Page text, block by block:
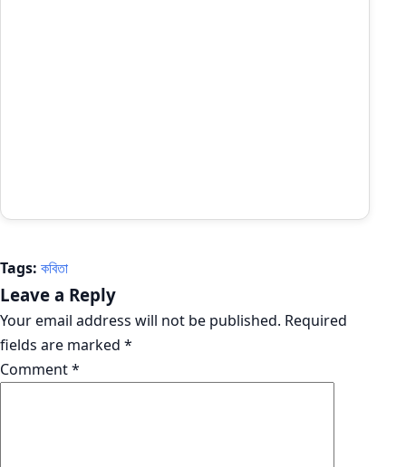
Tags: কবিতা
Leave a Reply
Your email address will not be published. Required
fields are marked *
Comment*